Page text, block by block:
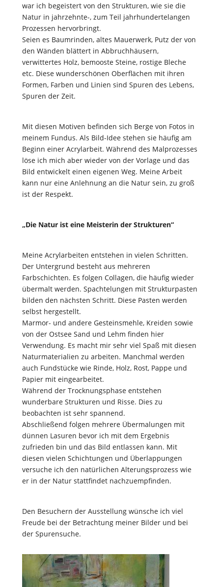
war ich begeistert von den Strukturen, wie sie die
Natur in jahrzehnte-, zum Teil jahrhundertelangen
Prozessen hervorbringt.
Seien es Baumrinden, altes Mauerwerk, Putz der von
den Wänden blättert in Abbruchhäusern,
verwittertes Holz, bemooste Steine, rostige Bleche
etc. Diese wunderschönen Oberflächen mit ihren
Formen, Farben und Linien sind Spuren des Lebens,
Spuren der Zeit.
Mit diesen Motiven befinden sich Berge von Fotos in
meinem Fundus. Als Bild-Idee stehen sie häufig am
Beginn einer Acrylarbeit. Während des Malprozesses
löse ich mich aber wieder von der Vorlage und das
Bild entwickelt einen eigenen Weg. Meine Arbeit
kann nur eine Anlehnung an die Natur sein, zu groß
ist der Respekt.
„Die Natur ist eine Meisterin der Strukturen“
Meine Acrylarbeiten entstehen in vielen Schritten.
Der Untergrund besteht aus mehreren
Farbschichten. Es folgen Collagen, die häufig wieder
übermalt werden. Spachtelungen mit Strukturpasten
bilden den nächsten Schritt. Diese Pasten werden
selbst hergestellt.
Marmor- und andere Gesteinsmehle, Kreiden sowie
von der Ostsee Sand und Lehm finden hier
Verwendung. Es macht mir sehr viel Spaß mit diesen
Naturmaterialien zu arbeiten. Manchmal werden
auch Fundstücke wie Rinde, Holz, Rost, Pappe und
Papier mit eingearbeitet.
Während der Trocknungsphase entstehen
wunderbare Strukturen und Risse. Dies zu
beobachten ist sehr spannend.
Abschließend folgen mehrere Übermalungen mit
dünnen Lasuren bevor ich mit dem Ergebnis
zufrieden bin und das Bild entlassen kann. Mit
diesen vielen Schichtungen und Überlappungen
versuche ich den natürlichen Alterungsprozess wie
er in der Natur stattfindet nachzuempfinden.
Den Besuchern der Ausstellung wünsche ich viel
Freude bei der Betrachtung meiner Bilder und bei
der Spurensuche.